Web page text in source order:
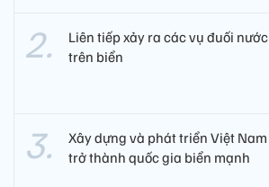
Liên tiếp xảy ra các vụ đuối nước
trên biển
Xây dựng và phát triển Việt Nam
trở thành quốc gia biển mạnh